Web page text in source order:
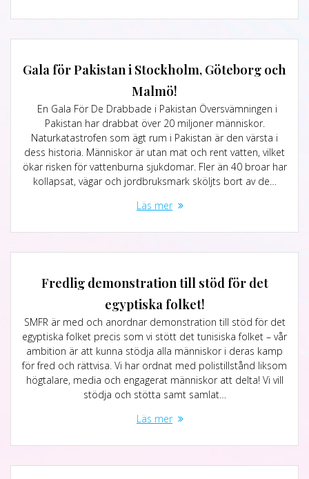
Gala för Pakistan i Stockholm, Göteborg och
Malmö!
En Gala För De Drabbade i Pakistan Översvämningen i
Pakistan har drabbat över 20 miljoner människor.
Naturkatastrofen som ägt rum i Pakistan är den värsta i
dess historia. Människor är utan mat och rent vatten, vilket
ökar risken för vattenburna sjukdomar. Fler än 40 broar har
kollapsat, vägar och jordbruksmark sköljts bort av de…
Läs mer
Fredlig demonstration till stöd för det
egyptiska folket!
SMFR är med och anordnar demonstration till stöd för det
egyptiska folket precis som vi stött det tunisiska folket – vår
ambition är att kunna stödja alla människor i deras kamp
för fred och rättvisa. Vi har ordnat med polistillstånd liksom
högtalare, media och engagerat människor att delta! Vi vill
stödja och stötta samt samlat…
Läs mer